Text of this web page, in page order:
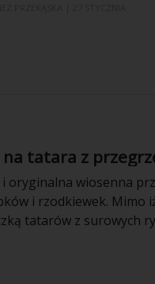
na tatara z
oryginalna wiosenna
i rzodkiewek. Mimo
tatarów z surowych